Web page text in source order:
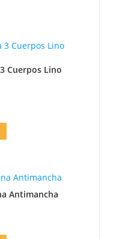
Cuerpos Lino
Antimancha